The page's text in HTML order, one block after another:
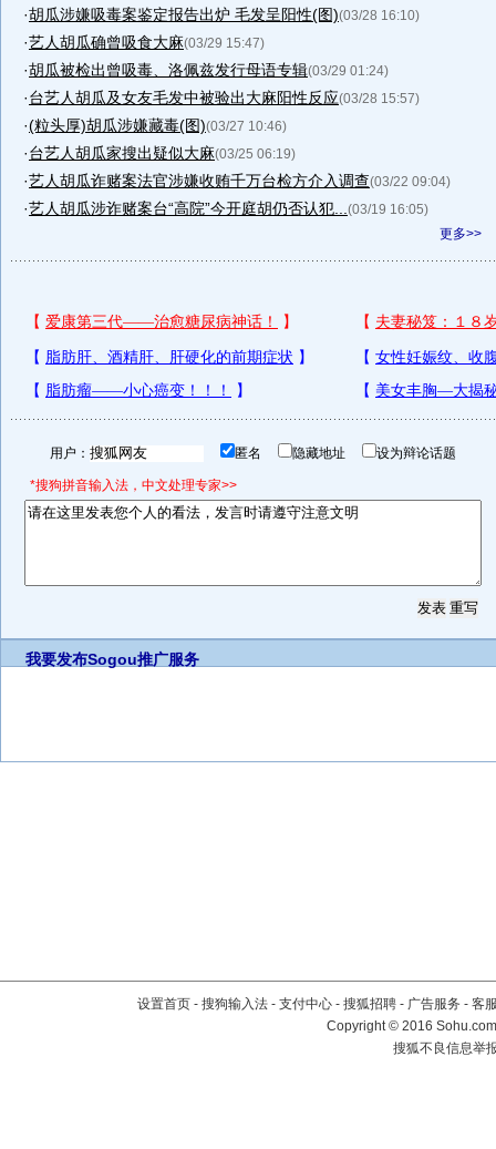
·胡瓜涉嫌吸毒案鉴定报告出炉 毛发呈阳性(图)(03/28 16:10)
·艺人胡瓜确曾吸食大麻(03/29 15:47)
·胡瓜被检出曾吸毒、洛佩兹发行母语专辑(03/29 01:24)
·台艺人胡瓜及女友毛发中被验出大麻阳性反应(03/28 15:57)
·(粒头厚)胡瓜涉嫌藏毒(图)(03/27 10:46)
·台艺人胡瓜家搜出疑似大麻(03/25 06:19)
·艺人胡瓜诈赌案法官涉嫌收贿千万台检方介入调查(03/22 09:04)
·艺人胡瓜涉诈赌案台“高院”今开庭胡仍否认犯... (03/19 16:05)
更多>>
用户： 匿名 隐藏地址 设为辩论话题
*搜狗拼音输入法，中文处理专家>>
我要发布Sogou推广服务
设置首页 - 搜狗输入法 - 支付中心 - 搜狐招聘 - 广告服务 - 客
Copyright©2016
搜狐不良信息举